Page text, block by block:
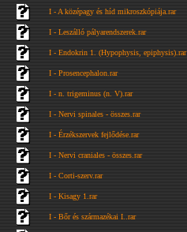
I - A középagy és híd mikroszkópiája.rar
I - Leszálló pályarendszerek.rar
I - Endokrin 1. (Hypophysis, epiphysis).rar
I - Prosencephalon.rar
I - n. trigeminus (n. V).rar
I - Nervi spinales - összes.rar
I - Érzékszervek fejlődése.rar
I - Nervi craniales - összes.rar
I - Corti-szerv.rar
I - Kisagy 1.rar
I - Bőr és származékai I..rar